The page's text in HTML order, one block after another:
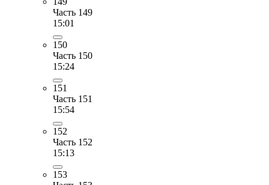
Часть 149
15:01
150
Часть 150
15:24
151
Часть 151
15:54
152
Часть 152
15:13
153